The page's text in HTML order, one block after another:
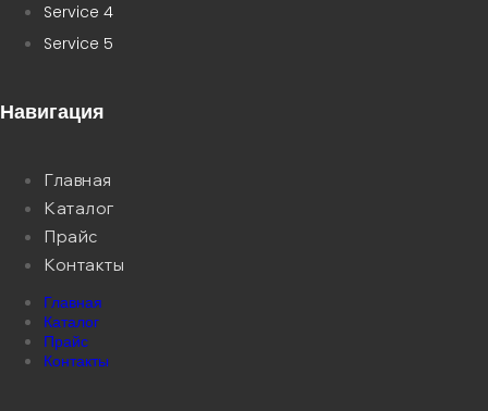
Service 4
Service 5
Навигация
Главная
Каталог
Прайс
Контакты
Главная
Каталог
Прайс
Контакты